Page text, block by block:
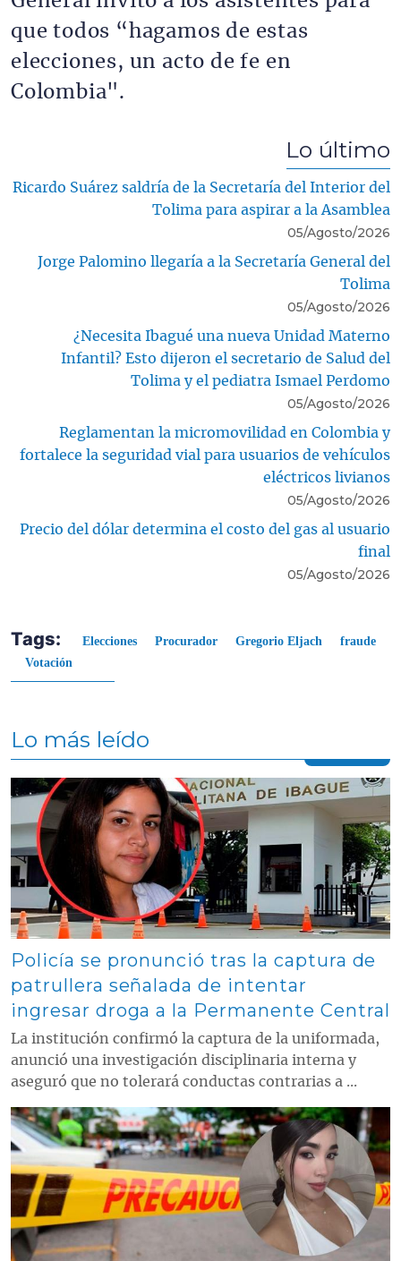
que todos “hagamos de estas
elecciones, un acto de fe en
Colombia".
Lo último
Ricardo Suárez saldría de la Secretaría del Interior del
Tolima para aspirar a la Asamblea
05/Agosto/2026
Jorge Palomino llegaría a la Secretaría General del
Tolima
05/Agosto/2026
¿Necesita Ibagué una nueva Unidad Materno
Infantil? Esto dijeron el secretario de Salud del
Tolima y el pediatra Ismael Perdomo
05/Agosto/2026
Reglamentan la micromovilidad en Colombia y
fortalece la seguridad vial para usuarios de vehículos
eléctricos livianos
05/Agosto/2026
Precio del dólar determina el costo del gas al usuario
final
05/Agosto/2026
Tags: Elecciones Procurador Gregorio Eljach
fraude
Votación
Lo más leído
Contenido multimedia principal
Policía se pronunció tras la captura de
patrullera señalada de intentar
ingresar droga a la Permanente Central
La institución confirmó la captura de la uniformada,
anunció una investigación disciplinaria interna y
aseguró que no tolerará conductas contrarias a ...
Contenido multimedia principal